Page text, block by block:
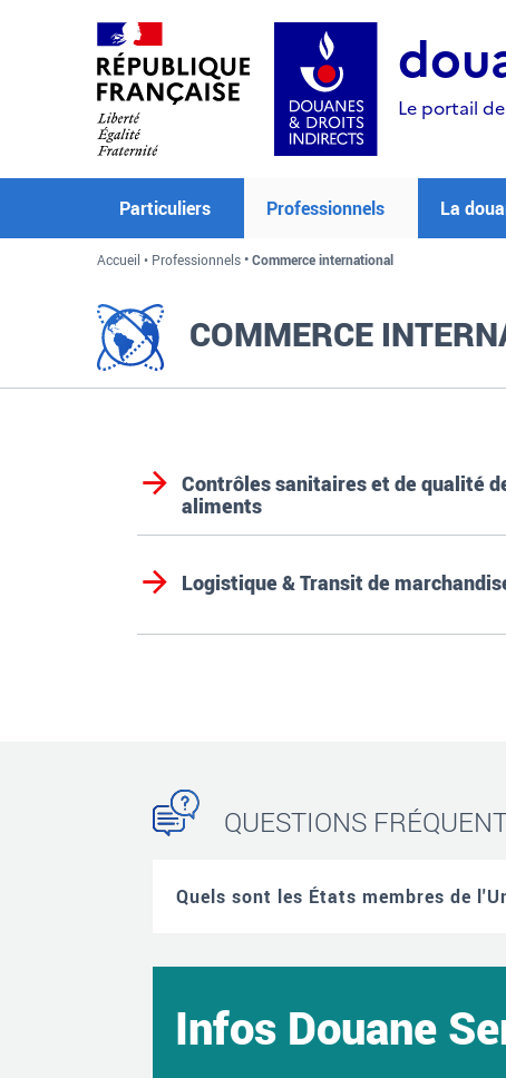
Le portail
Particuliers Professionnels La
Accueil Professionnels Commerce international
COMMERCE
Contrôles sanitaires et de qualité
aliments
Logistique & Transit de
QUESTIONS
Quels sont les États membres de
Infos Douane